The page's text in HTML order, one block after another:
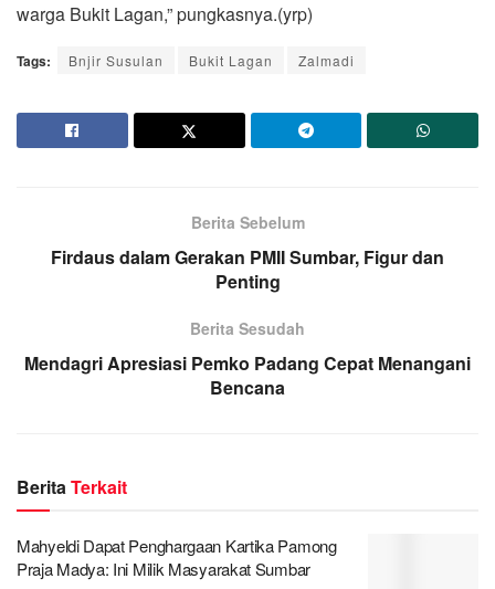
warga Bukit Lagan,” pungkasnya.(yrp)
Tags: Bnjir Susulan Bukit Lagan Zalmadi
Berita Sebelum
Firdaus dalam Gerakan PMII Sumbar, Figur dan
Penting
Berita Sesudah
Mendagri Apresiasi Pemko Padang Cepat Menangani
Bencana
BeritaTerkait
Mahyeldi Dapat Penghargaan Kartika Pamong
Praja Madya: Ini Milik Masyarakat Sumbar